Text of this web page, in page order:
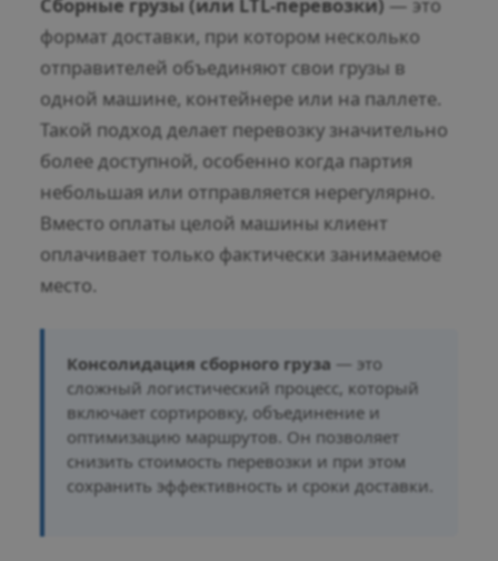
формат доставки, при котором несколько
отправителей объединяют свои грузы в
одной машине, контейнере или на паллете.
Такой подход делает перевозку значительно
более доступной, особенно когда партия
небольшая или отправляется нерегулярно.
Вместо оплаты целой машины клиент
оплачивает только фактически занимаемое
место.
Консолидация сборного груза — это
сложный логистический процесс, который
включает сортировку, объединение и
оптимизацию маршрутов. Он позволяет
снизить стоимость перевозки и при этом
сохранить эффективность и сроки доставки.